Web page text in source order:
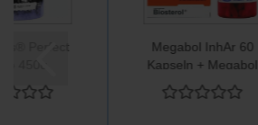
Perfect
Megabol InhAr 60
Kapseln + Megabol
Testosterol250 30
Kapseln + Megabol